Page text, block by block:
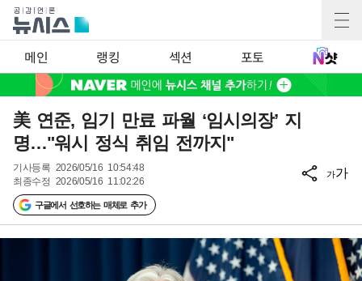
메인 랭킹 섹션 포토
美 연준, 임기 만료 파월 ‘임시의장’ 지
명…"워시 정식 취임 전까지"
기사등록 2026/05/16 10:54:48
최종수정 2026/05/16 11:02:26
구글에서 선호하는 매체로 추가
가가